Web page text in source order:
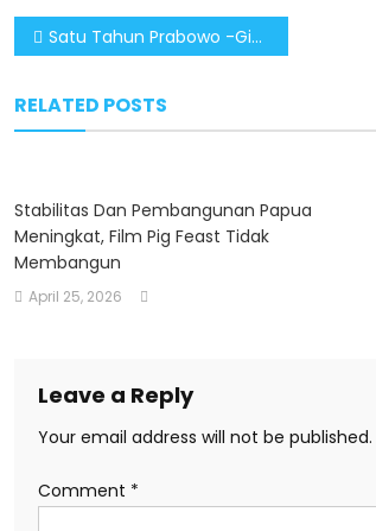
Post
Satu Tahun Prabowo -Gibran: Program MBG Dorong Kualitas SDM dan Ekonomi Lokal
RELATED POSTS
Stabilitas Dan Pembangunan Papua
Meningkat, Film Pig Feast Tidak
Membangun
April 25, 2026
Leave a Reply
Your email address will not be published.
Comment *